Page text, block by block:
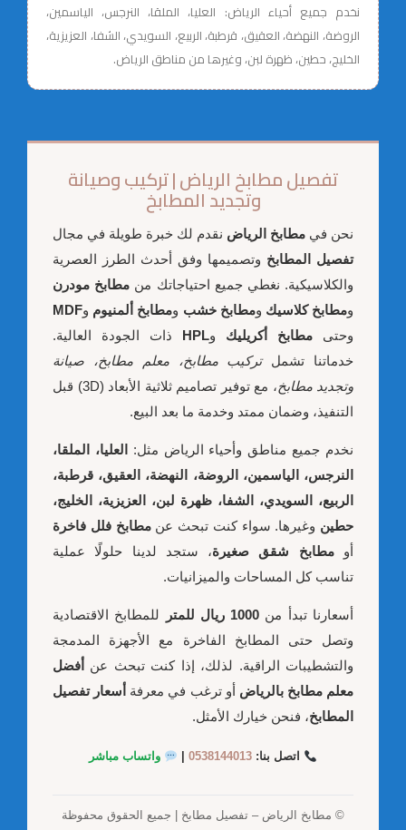
نخدم جميع أحياء الرياض: العليا، الملقا، النرجس، الياسمين،
الروضة، النهضة، العقيق، قرطبة، الربيع، السويدي، الشفا، العزيزية،
الخليج، حطين، ظهرة لبن، وغيرها من مناطق الرياض.
تفصيل مطابخ الرياض | تركيب وصيانة
وتجديد المطابخ
نحن في مطابخ الرياض نقدم لك خبرة طويلة في مجال
تفصيل المطابخ وتصميمها وفق أحدث الطرز العصرية
والكلاسيكية. نغطي جميع احتياجاتك من مطابخ مودرن
ومطابخ كلاسيك ومطابخ خشب ومطابخ ألمنيوم وMDF
وحتى مطابخ أكريليك وHPL
ذات الجودة العالية.
خدماتنا تشملتركيب مطابخ، معلم مطابخ، صيانة
وتجديد مطابخ
، مع توفير تصاميم ثلاثية الأبعاد (3D) قبل
التنفيذ، وضمان ممتد وخدمة ما بعد البيع.
نخدم جميع مناطق وأحياء الرياض مثل:
العليا، الملقا،
النرجس، الياسمين، الروضة، النهضة، العقيق، قرطبة،
الربيع، السويدي، الشفا، ظهرة لبن، العزيزية، الخليج،
حطين وغيرها. سواء كنت تبحث عنمطابخ فلل فاخرة
أومطابخ شقق صغيرة، ستجد لدينا حلولًا عملية
تناسب كل المساحات والميزانيات.
أسعارنا تبدأ من 1000 ريال للمتر
للمطابخ الاقتصادية
وتصل حتى المطابخ الفاخرة مع الأجهزة المدمجة
والتشطيبات الراقية. لذلك، إذا كنت تبحث عن
أفضل
معلم مطابخ بالرياض أو ترغب في معرفة أسعار تفصيل
المطابخ، فنحن خيارك الأمثل.
اتصل بنا: 0538144013 واتساب مباشر
© مطابخ الرياض – تفصيل مطابخ | جميع الحقوق محفوظة